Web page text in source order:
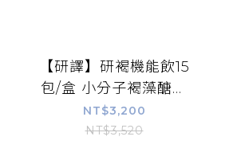
【研譯】研褐機能飲15
包/盒 小分子褐藻醣膠
多孔高滲透科技 公司貨
附發票【康富久久】
NT$3,200
NT$3,520